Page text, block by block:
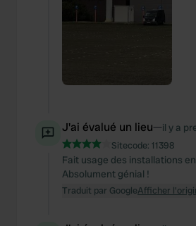
J'ai évalué un lieu—il y a
Sitecode: 11398
Fait usage des installations
Absolument génial !
Traduit par GoogleAfficher